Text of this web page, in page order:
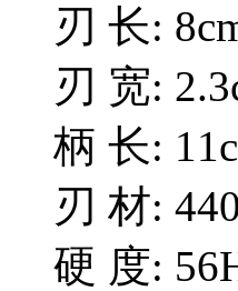
刃 长:
刃 宽:
柄 长:
刃 材: 440
硬 度: